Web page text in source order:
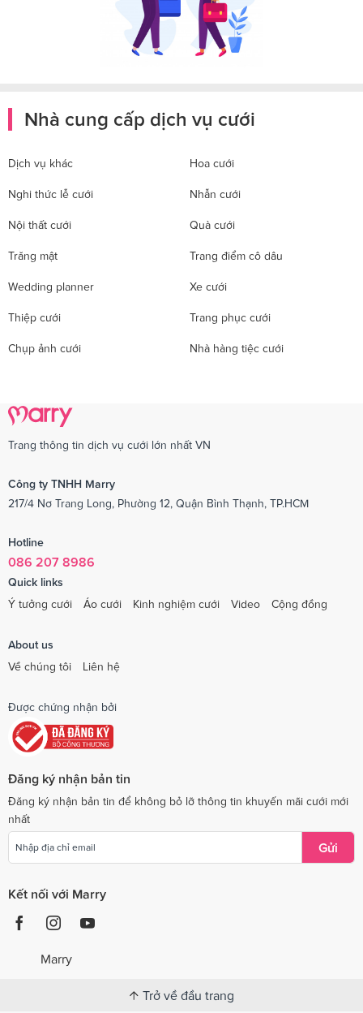
Nhà cung cấp dịch vụ cưới
Dịch vụ khác Hoa cưới
Nghi thức lễ cưới Nhẫn cưới
Nội thất cưới Quà cưới
Trăng mật Trang điểm cô dâu
Wedding planner Xe cưới
Thiệp cưới Trang phục cưới
Chụp ảnh cưới Nhà hàng tiệc cưới
Trang thông tin dịch vụ cưới lớn nhất VN
Công ty TNHH Marry
217/4 Nơ Trang Long, Phường 12, Quận Bình Thạnh, TP.HCM
Hotline
086 207 8986
Quick links
Ý tưởng cưới
Áo cưới Kinh nghiệm cưới Video Cộng đồng
About us
Về chúng tôi
Liên hệ
Được chứng nhận bởi
Đăng ký nhận bản tin
Đăng ký nhận bản tin để không bỏ lỡ thông tin khuyến mãi cưới mới
nhất
Gửi
Kết nối với Marry
Marry
Trở về đầu trang